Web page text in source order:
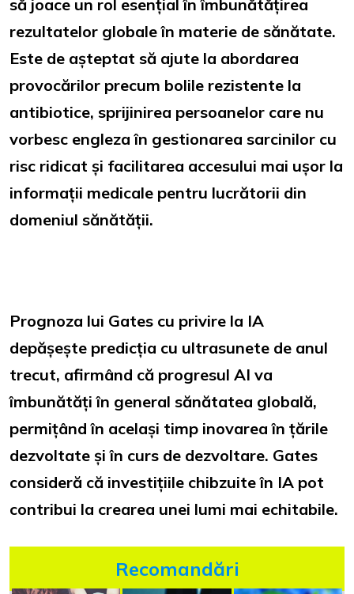
să joace un rol esențial în îmbunătățirea
rezultatelor globale în materie de sănătate.
Este de așteptat să ajute la abordarea
provocărilor precum bolile rezistente la
antibiotice, sprijinirea persoanelor care nu
vorbesc engleza în gestionarea sarcinilor cu
risc ridicat și facilitarea accesului mai ușor la
informații medicale pentru lucrătorii din
domeniul sănătății.
Prognoza lui Gates cu privire la IA
depășește predicția cu ultrasunete de anul
trecut, afirmând că progresul AI va
îmbunătăți în general sănătatea globală,
permițând în același timp inovarea în țările
dezvoltate și în curs de dezvoltare. Gates
consideră că investițiile chibzuite în IA pot
contribui la crearea unei lumi mai echitabile.
Recomandări